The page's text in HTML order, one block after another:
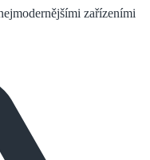
zařízeními